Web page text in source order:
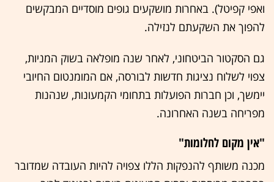
ואפי קפיטל). באחרות מושקעים גופים מוסדיים המבקשים
להפוך את השקעתם לנזילה.
גם הסקטור הביטחוני, לאחר שנה מופלאה בשוק המניות,
צפוי לשלוח נציגות חדשות לבורסה, אם המומנטום החיובי
יימשך, וכן חברות הפועלות בתחומי הקמעונות, שנהנות
מפריחה בשנה האחרונה.
"אין מקום לחלומות"
מכנה משותף להנפקות הללו צפויה להיות העובדה שמדובר